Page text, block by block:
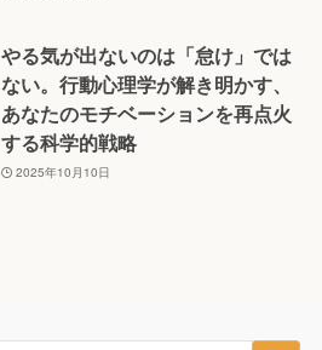
やる気が出ないのは「怠け」では
ない。行動心理学が解き明かす、
あなたのモチベーションを再点火
する科学的戦略
2025年10月10日